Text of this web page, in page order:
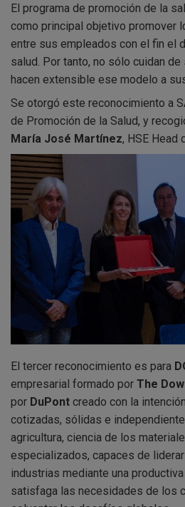
El programa de promoción de la
como principal objetivo promover
entre sus empleados con el fin el
salud. Por tanto, no sólo cuidan
hacen extensible ese modelo a
Se otorgó este reconocimiento a
de Promoción de la Salud, y
María José Martínez, HSE Head
El tercer reconocimiento es para
empresarial formado por The
por DuPont creado con la
cotizadas, sólidas e
agricultura, ciencia de los
especializados, capaces de
industrias mediante una
satisfaga las necesidades de los